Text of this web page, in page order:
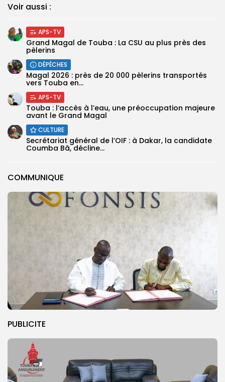
COMMUNIQUE
PUBLICITE
Voir aussi :
APS-TV
Grand Magal de Touba : La CSU au plus près des
pèlerins
DÉPÊCHES
Magal 2026 : près de 20 000 pèlerins transportés
vers Touba en...
APS-TV
Touba : l’accès à l’eau, une préoccupation majeure
avant le Grand Magal
CULTURE
Secrétariat général de l’OIF : à Dakar, la candidate
Coumba Bâ, décline...